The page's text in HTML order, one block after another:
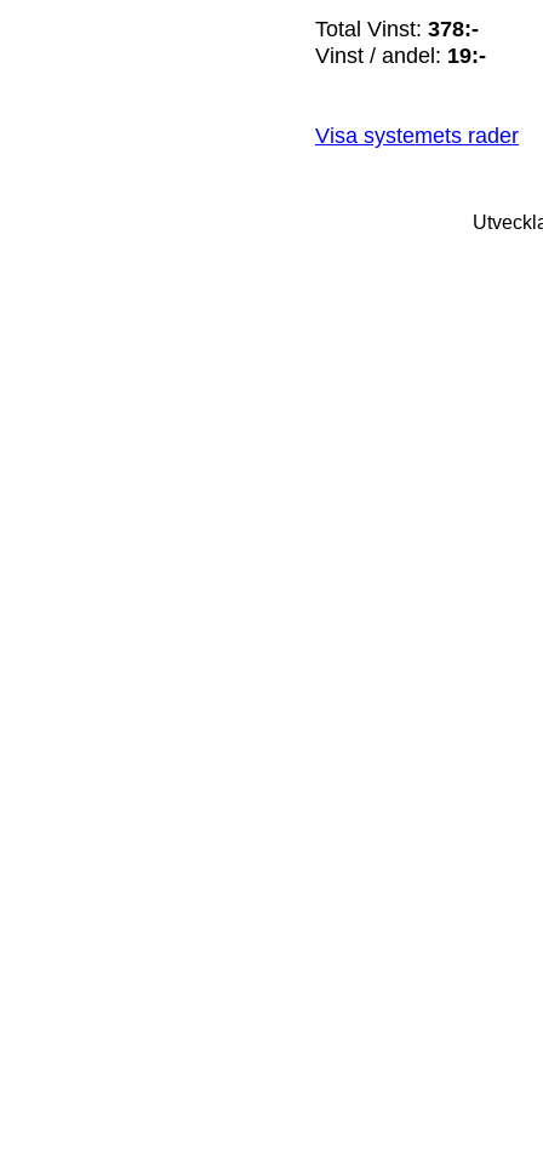
Total Vinst: 378:-
Vinst / andel: 19:-
Visa systemets rader